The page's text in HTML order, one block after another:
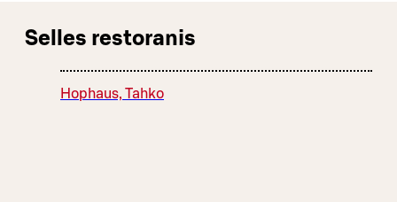
Selles restoranis
Hophaus, Tahko